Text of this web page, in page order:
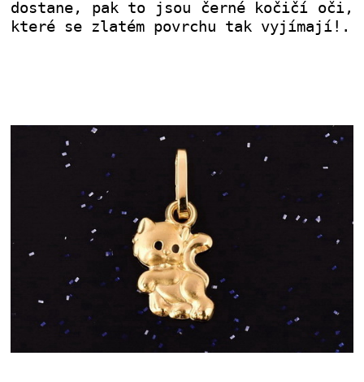
dostane, pak to jsou černé kočičí oči,
které se zlatém povrchu tak vyjímají! .